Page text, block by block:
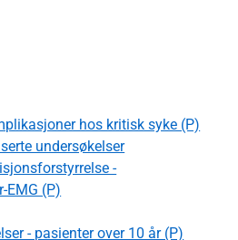
hos kritisk syke (P)
undersøkelser
-
EMG (P)
- pasienter over 10 år (P)